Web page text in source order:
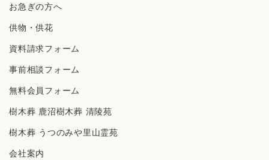
お急ぎの方へ
供物・供花
資料請求フォーム
事前相談フォーム
無料会員フォーム
樹⽊葬 ⿅沼樹⽊葬 清陵苑
樹⽊葬 うつのみや⾥⼭霊苑
会社案内